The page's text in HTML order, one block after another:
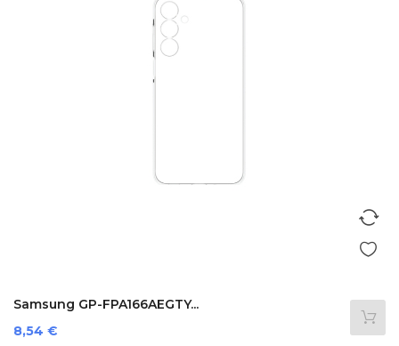
Samsung GP-FPA166AEGTY...
Prezzo
8,54 €